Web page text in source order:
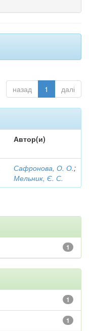
назад 1 далі
Автор(и)
Сафронова, О. О.;
Мельник, Є. С.
1
1
1